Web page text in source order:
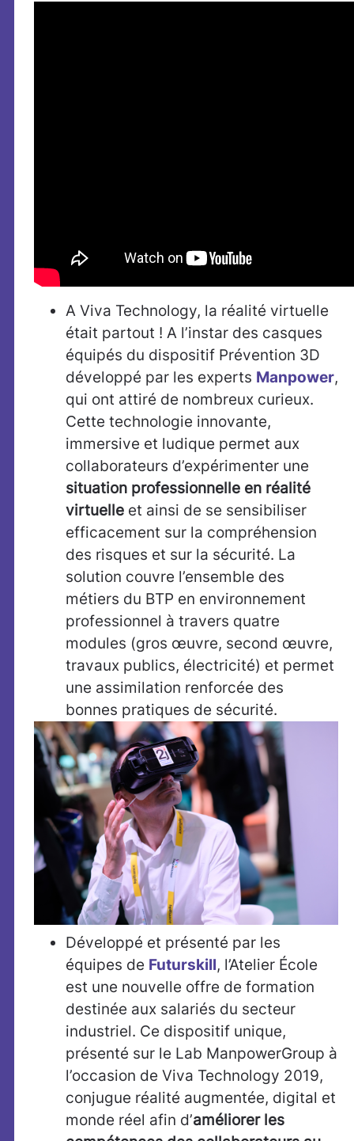
A Viva Technology, la réalité virtuelle
était partout ! A l’instar des casques
équipés du dispositif Prévention 3D
développé par les experts Manpower,
qui ont attiré de nombreux curieux.
Cette technologie innovante,
immersive et ludique permet aux
collaborateurs d’expérimenter une
situation professionnelle en réalité
virtuelle et ainsi de se sensibiliser
efficacement sur la compréhension
des risques et sur la sécurité. La
solution couvre l’ensemble des
métiers du BTP en environnement
professionnel à travers quatre
modules (gros œuvre, second œuvre,
travaux publics, électricité) et permet
une assimilation renforcée des
bonnes pratiques de sécurité.
Développé et présenté par les
équipes de Futurskill, l’Atelier École
est une nouvelle offre de formation
destinée aux salariés du secteur
industriel. Ce dispositif unique,
présenté sur le Lab ManpowerGroup à
l’occasion de Viva Technology 2019,
conjugue réalité augmentée, digital et
monde réel afin d’améliorer les